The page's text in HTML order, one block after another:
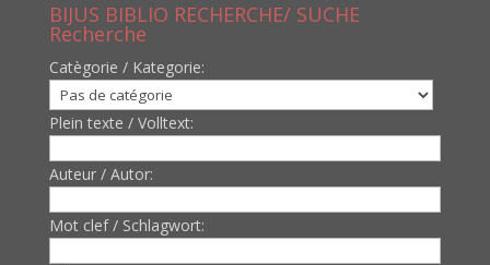
BIJUS BIBLIO RECHERCHE/ SUCHE
Recherche
Catègorie / Kategorie:
Plein texte / Volltext:
Auteur / Autor:
Mot clef / Schlagwort: